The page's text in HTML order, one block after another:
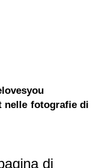
nelle fotografie di
di